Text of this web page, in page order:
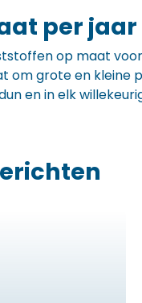
per jaar
op maat
om grote en kleine
en in elk